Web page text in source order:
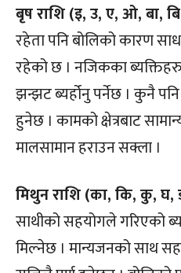
बृष राशि (इ, उ, ए, ओ, बा,
रहेता पनि बोलिको कारण
रहेको छ । नजिकका
झन्झट ब्यर्होनु पर्नेछ । कुनै
हुनेछ । कामको क्षेत्रबाट
मालसामान हराउन सक्ला ।
मिथुन राशि (का, कि, कु,
साथीको सहयोगले गरिएको
मिल्नेछ । मान्यजनको साथ